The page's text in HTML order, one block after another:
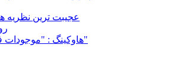
عجیبت ترین نظریه
هاوكينگ : "موجودات فضايي وجود دارند"